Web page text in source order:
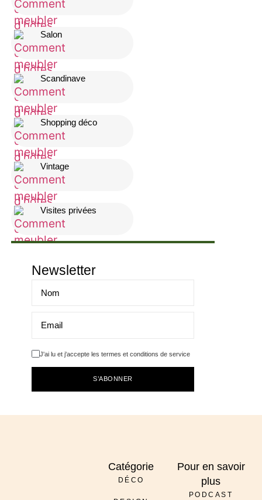
Salon
Scandinave
Shopping déco
Vintage
Visites privées
Newsletter
J'ai lu et j'accepte les termes et conditions de service
S’ABONNER
Catégorie
DÉCO
Pour en savoir
plus
PODCAST